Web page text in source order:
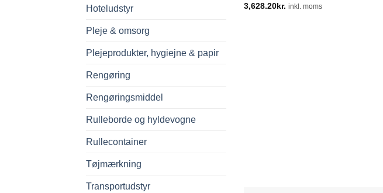
Hoteludstyr
Pleje & omsorg
Plejeprodukter, hygiejne & papir
Rengøring
Rengøringsmiddel
Rulleborde og hyldevogne
Rullecontainer
Tøjmærkning
Transportudstyr
3,628.20kr. inkl. moms